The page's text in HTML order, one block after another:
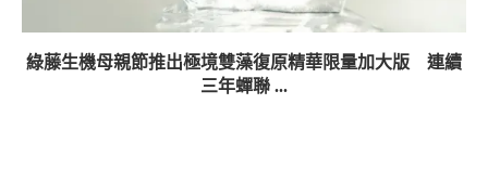
綠藤生機母親節推出極境雙藻復原精華限量加大版 連續
三年蟬聯 ...